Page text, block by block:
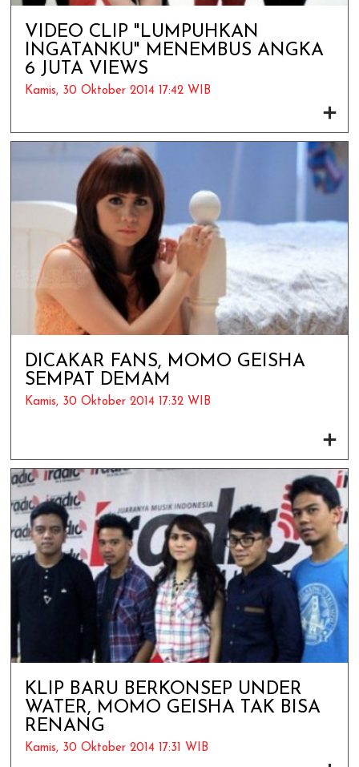
VIDEO CLIP "LUMPUHKAN
INGATANKU" MENEMBUS ANGKA
6 JUTA VIEWS
Kamis, 30 Oktober 2014 17:42 WIB
DICAKAR FANS, MOMO GEISHA
SEMPAT DEMAM
Kamis, 30 Oktober 2014 17:32 WIB
KLIP BARU BERKONSEP UNDER
WATER, MOMO GEISHA TAK BISA
RENANG
Kamis, 30 Oktober 2014 17:31 WIB